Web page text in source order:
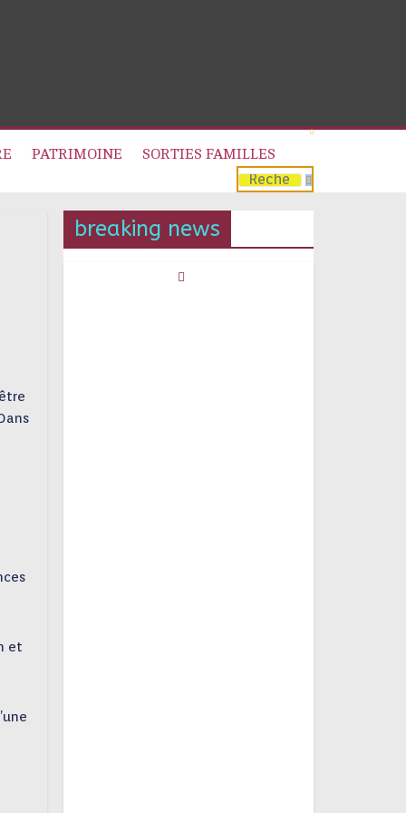
PATRIMOINE
SORTIES FAMILLES
et
breaking news